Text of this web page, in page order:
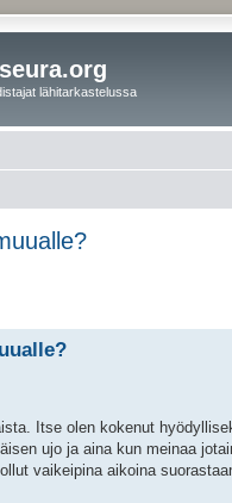
lähitarkastelussa
Itse olen kokenut
ujo ja aina kun meinaa
vaikeipina aikoina